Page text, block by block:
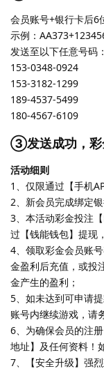
会员账号+银行卡后6
示例：
发送至以下任意号码：
153-0348-0924
153-3182-1299
189-4537-5499
180-4567-6109
③发送成功，彩
活动细则
1、仅限通过【手机
2、新会员完成绑定
3、本活动彩金投注
过【钱能钱包】提现
4、领取彩金会员账
金盈利后充值，或投
金产生的盈利；
5、如未达到可申请
账号内继续游戏，请
6、为确保会员的注
地址】及任何资料！
7、【安全升级】强